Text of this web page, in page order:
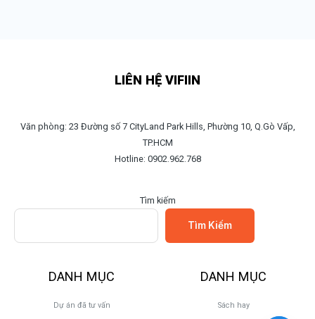
LIÊN HỆ VIFIIN
Văn phòng: 23 Đường số 7 CityLand Park Hills, Phường 10, Q.Gò Vấp,
TP.HCM
Hotline: 0902.962.768
Tìm kiếm
Tìm Kiếm
DANH MỤC
Dự án đã tư vấn
DANH MỤC
Sách hay